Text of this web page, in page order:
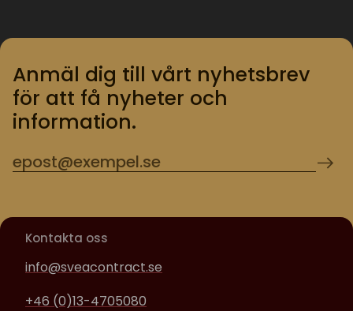
Anmäl dig till vårt nyhetsbrev
för att få nyheter och
information.
Kontakta oss
info@sveacontract.se
+46 (0)13-4705080